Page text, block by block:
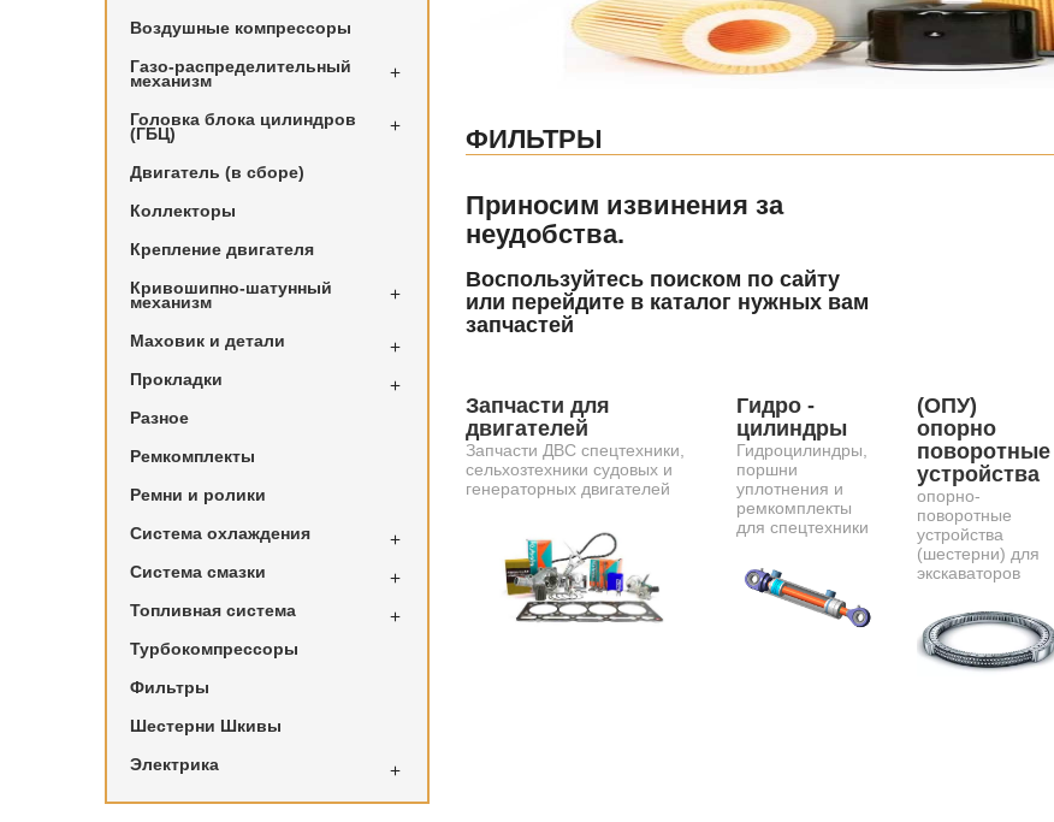
Воздушные компрессоры
Газо-распределительный
механизм 
Головка блока цилиндров
(ГБЦ) 
Двигатель (в сборе)
Коллекторы
Крепление двигателя
Кривошипно-шатунный
механизм 
Маховик и детали 
Прокладки 
Разное
Ремкомплекты
Ремни и ролики
Система охлаждения

Система смазки 
Топливная система 
Турбокомпрессоры
Фильтры
Шестерни Шкивы
Электрика

Фильтры для ДВС Hatz
ФИЛЬТРЫ
Приносим извинения за
неудобства.
Воспользуйтесь поиском по сайту
или перейдите в каталог нужных вам
запчастей
Запчасти для
двигателей
Запчасти ДВС спецтехники,
сельхозтехники судовых и
генераторных двигателей
Гидро -
цилиндры
Гидроцилиндры,
поршни
уплотнения и
ремкомплекты
для спецтехники
(ОПУ)
опорно
поворотные
устройства
опорно-
поворотные
устройства
(шестерни) для
экскаваторов